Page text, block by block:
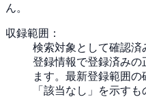
ん。
収録範囲：
検索対象として確認済
登録情報で登録済みの
ます。最新登録範囲
「該当なし」を示す